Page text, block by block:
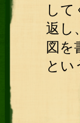
し
返し
図を
とい